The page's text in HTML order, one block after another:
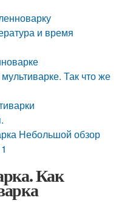
и время
Так что же
Небольшой обзор
Как